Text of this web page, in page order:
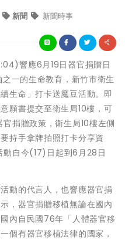
新聞 新聞時事
響應6月19日器官捐贈日
一的生命教育，新竹市衛生
生命」打卡送魔豆活動。即
願書提交至衛生局10樓，可
捐贈政策，衛生局10樓左側
持手拿牌拍照打卡分享資
動自今(17)日起到6月28日
動的代言人，也響應器官捐
，器官捐贈移植無論在國內
內自民國76年「人體器官移
個有器官移植法律的國家，